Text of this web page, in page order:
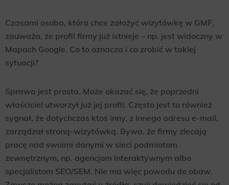
Czasami osoba, która chce założyć wizytówkę w GMF,
zauważa, że profil firmy już istnieje – np. jest widoczny w
Mapach Google. Co to oznacza i co zrobić w takiej
sytuacji?
Sprawa jest prosta. Może okazać się, że poprzedni
właściciel utworzył już jej profil. Często jest to również
sygnał, że dotychczas ktoś inny, z innego adresu e-mail,
zarządzał stroną-wizytówką. Bywa, że firmy zlecają
pracę nad swoimi danymi w sieci podmiotom
zewnętrznym, np. agencjom interaktywnym albo
specjalistom SEO/SEM. Nie ma więc powodu do obaw.